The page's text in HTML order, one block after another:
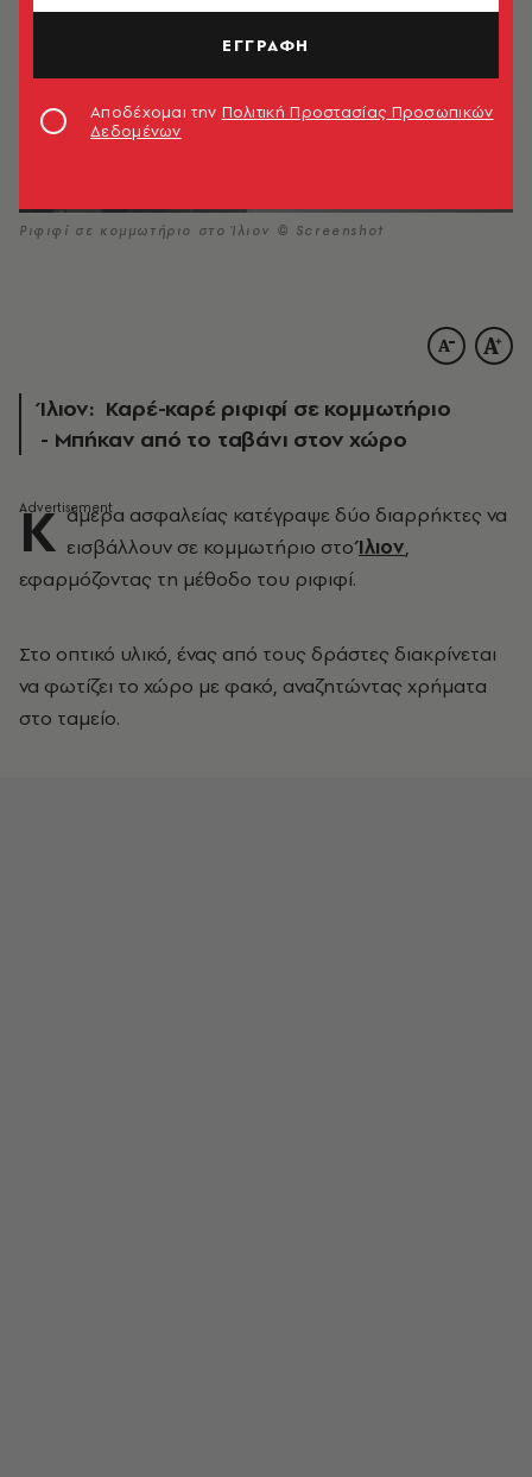
Ριφιφί σε κομμωτήριο στο Ίλιον © Screenshot
Ίλιον: Καρέ-καρέ ριφιφί σε κομμωτήριο
- Μπήκαν από το ταβάνι στον χώρο
Κ άμερα ασφαλείας κατέγραψε δύο διαρρήκτες να
εισβάλλουν σε κομμωτήριο στοΊλιον,
εφαρμόζοντας τη μέθοδο του ριφιφί.
Στο οπτικό υλικό, ένας από τους δράστες διακρίνεται
να φωτίζει το χώρο με φακό, αναζητώντας χρήματα
στο ταμείο.
ΕΓΓΡΑΦΗ
Αποδέχομαι την Πολιτική Προστασίας Προσωπικών
Δεδομένων